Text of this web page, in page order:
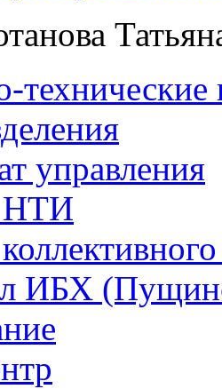
технические
управления
НТИ
ИБХ